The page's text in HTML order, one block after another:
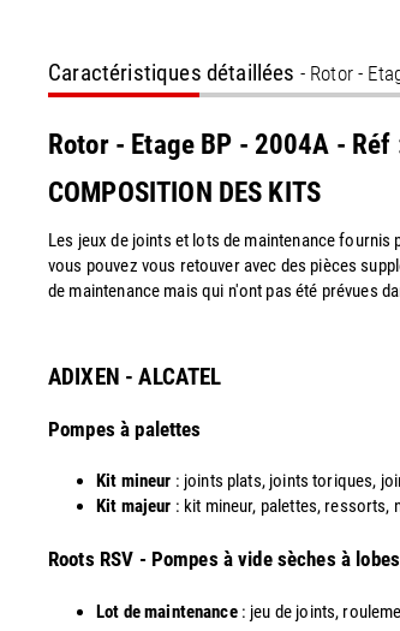
Caractéristiques détaillées - Rotor -
Rotor - Etage BP - 2004A -
COMPOSITION DES KITS
Les jeux de joints et lots de maintenance
vous pouvez vous retouver avec des pièces
de maintenance mais qui n'ont pas été prévues
ADIXEN - ALCATEL
Pompes à palettes
Kit mineur : joints plats, joints toriques,
Kit majeur : kit mineur, palettes, ressorts,
​Roots RSV - Pompes à vide sèches à
Lot de maintenance: jeu de joints,